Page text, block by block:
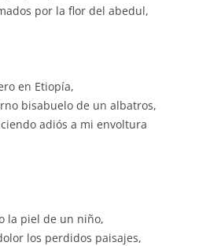
por la flor del abedul,
en Etiopía,
bisabuelo de un albatros,
adiós a mi envoltura
la piel de un niño,
los perdidos paisajes,